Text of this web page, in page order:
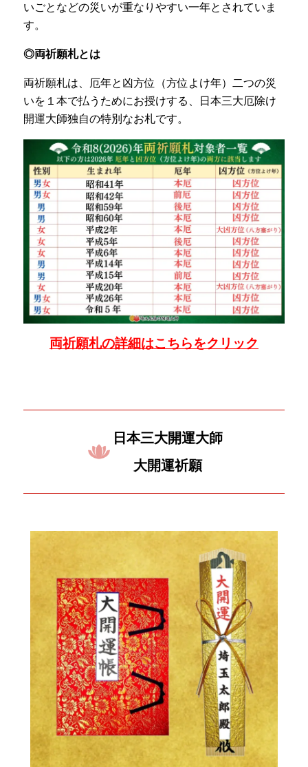
いごとなどの災いが重なりやすい一年とされていま
す。
◎両祈願札とは
両祈願札は、厄年と凶方位（方位よけ年）二つの災
いを１本で払うためにお授けする、日本三大厄除け
開運大師独自の特別なお札です。
両祈願札の詳細はこちらをクリック
日本三大開運大師
大開運祈願